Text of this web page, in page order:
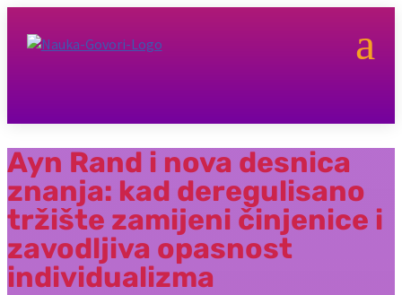
a
Ayn Rand i nova desnica
znanja: kad deregulisano
tržište zamijeni činjenice i
zavodljiva opasnost
individualizma